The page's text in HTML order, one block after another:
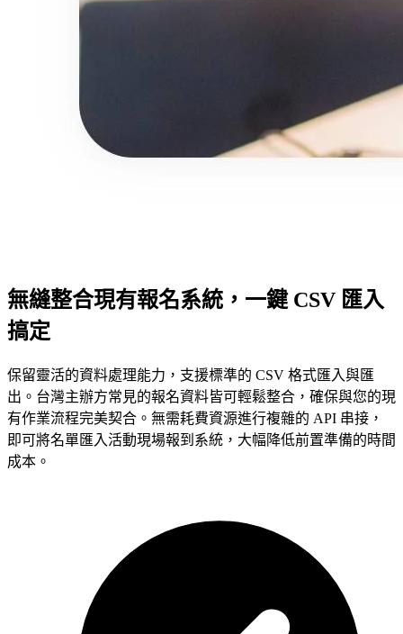
無縫整合現有報名系統，一鍵 CSV 匯入
搞定
保留靈活的資料處理能力，支援標準的 CSV 格式匯入與匯
出。台灣主辦方常見的報名資料皆可輕鬆整合，確保與您的現
有作業流程完美契合。無需耗費資源進行複雜的 API 串接，
即可將名單匯入活動現場報到系統，大幅降低前置準備的時間
成本。